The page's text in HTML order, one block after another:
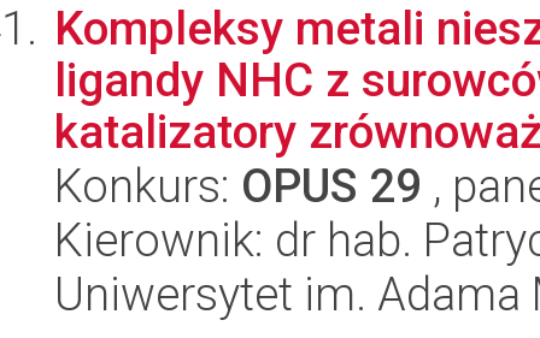
Kompleksy metali
ligandy NHC z
katalizatory
Konkurs: OPUS 29 ,
Kierownik: dr hab.
Uniwersytet im.